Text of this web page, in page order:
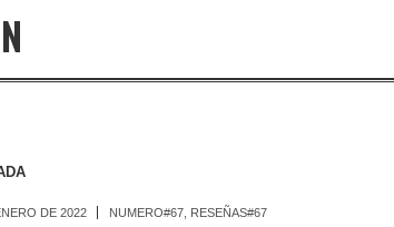
DE 2022 NUMERO#67, RESEÑAS#67